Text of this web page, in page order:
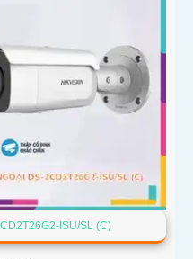
ISU/SL (C)